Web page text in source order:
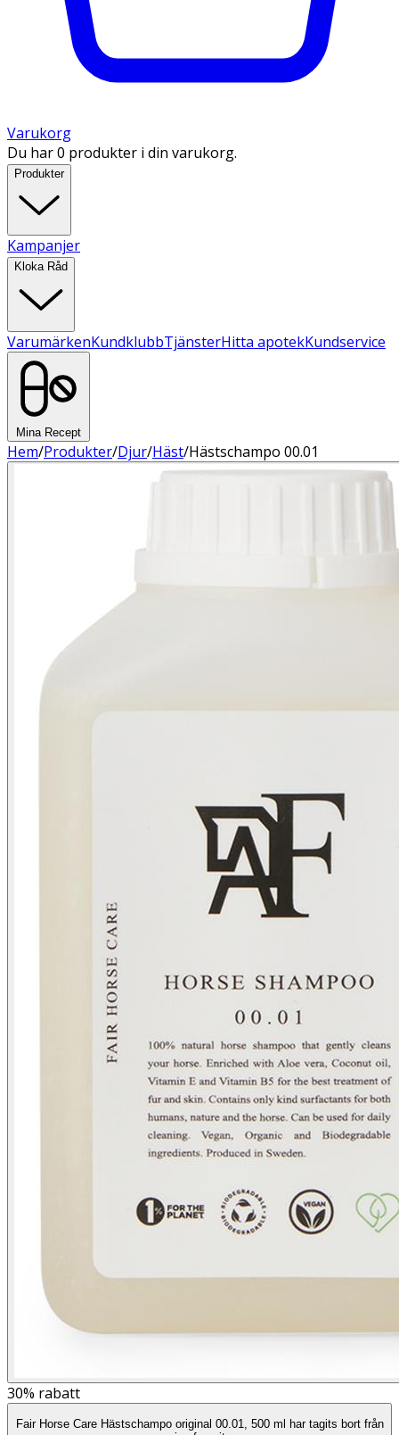
Varukorg
Du har 0 produkter i din varukorg.
Produkter
Kampanjer
Kloka Råd
VarumärkenKundklubbTjänsterHitta apotekKundservice
Mina Recept
Hem/Produkter/Djur/Häst/Hästschampo 00.01
30% rabatt
Fair Horse Care Hästschampo original 00.01, 500 ml har tagits bort från